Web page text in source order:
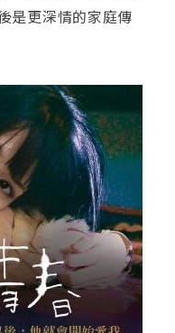
是更深情的家庭傳